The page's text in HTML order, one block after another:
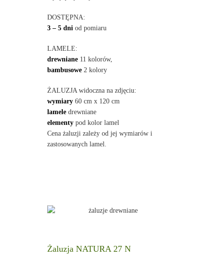
DOSTĘPNA:
3 – 5 dni od pomiaru
LAMELE:
drewniane11 kolorów,
bambusowe2 kolory
ŻALUZJA widoczna na zdjęciu:
wymiary60 cm x 120 cm
lameledrewniane
elementypod kolor lamel
Cena żaluzji zależy od jej wymiarów i
zastosowanych lamel.
Żaluzja NATURA 27 N